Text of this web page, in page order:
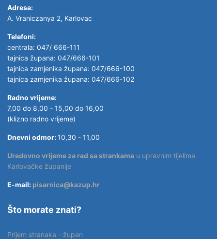
Adresa:
A. Vraniczanya 2, Karlovac
Telefoni:
centrala: 047/ 666-111
tajnica župana: 047/666-101
tajnica zamjenika župana: 047/666-100
tajnica zamjenika župana: 047/666-102
Radno vrijeme:
7,00 do 8,00 - 15,00 do 16,00
(klizno radno vrijeme)
Dnevni odmor: 10,30 - 11,00
Uredovno vrijeme za rad sa strankama u upravnim tijelima
Karlovačke županije
E-mail: pisarnica@kazup.hr
Što morate znati?
Prijem stranaka - župan